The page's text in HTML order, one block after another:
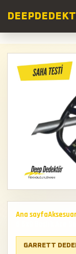
DEEP
Ana sayfaAksesuar
GARRETT